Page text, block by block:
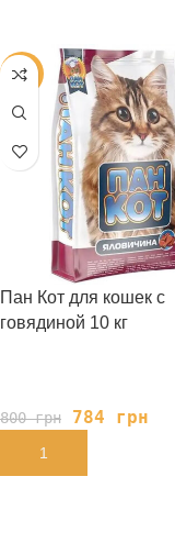
-2%
Пан Кот для кошек с
говядиной 10 кг
800грн 784 грн
В КОРЗИНУ